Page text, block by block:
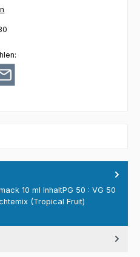
10 ml InhaltPG 50 : VG 50
(Tropical Fruit)